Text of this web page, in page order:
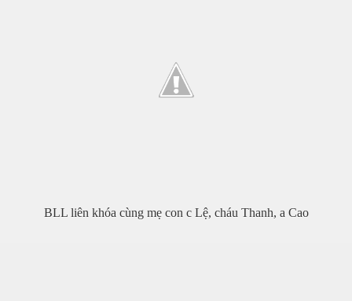
BLL liên khóa cùng mẹ con c Lệ, cháu Thanh, a Cao